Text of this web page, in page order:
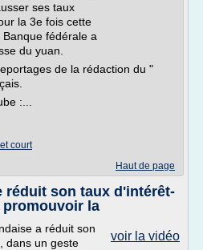
ses taux
la 3e fois cette
fédérale a
du yuan.
de la rédaction du "
:...
court
Haut de page
réduit son taux d'intérêt-
promouvoir la
voir la vidéo
a réduit son
dans un geste